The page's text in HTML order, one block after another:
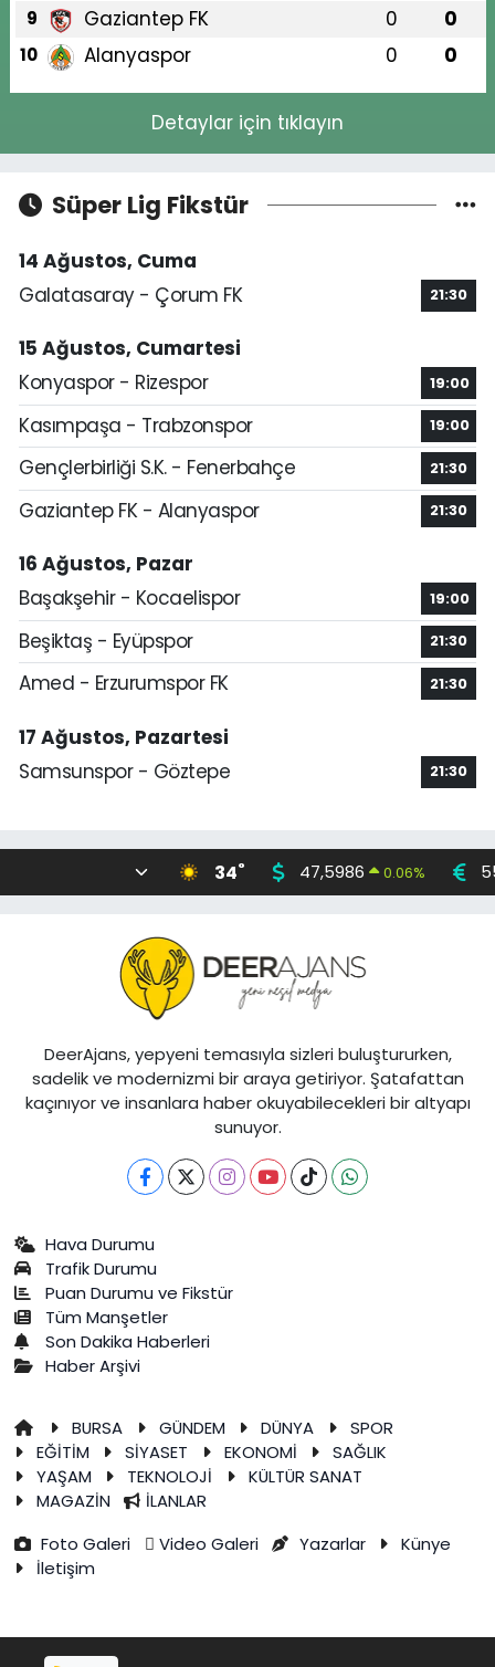
9 Gaziantep FK 0 0
10 Alanyaspor 0 0
Detaylar için tıklayın
Süper Lig Fikstür
14 Ağustos, Cuma
Galatasaray - Çorum FK
21:30
15 Ağustos, Cumartesi
Konyaspor - Rizespor
19:00
Kasımpaşa - Trabzonspor 19:00
Gençlerbirliği S.K. - Fenerbahçe 21:30
Gaziantep FK - Alanyaspor 21:30
16 Ağustos, Pazar
Başakşehir - Kocaelispor
19:00
Beşiktaş - Eyüpspor 21:30
Amed - Erzurumspor FK 21:30
17 Ağustos, Pazartesi
Samsunspor - Göztepe
21:30
34° 47,5986 0.06%
DeerAjans, yepyeni temasıyla sizleri buluştururken,
sadelik ve modernizmi bir araya getiriyor. Şatafattan
kaçınıyor ve insanlara haber okuyabilecekleri bir altyapı
sunuyor.
Hava Durumu
Trafik Durumu
Puan Durumu ve Fikstür
Tüm Manşetler
Son Dakika Haberleri
Haber Arşivi
BURSA GÜNDEM DÜNYA
SPOR
EĞİTİM
SİYASET EKONOMİ
SAĞLIK
YAŞAM
TEKNOLOJİ
KÜLTÜR SANAT
MAGAZİN
İLANLAR
Foto Galeri
Video Galeri Yazarlar
Künye
İletişim